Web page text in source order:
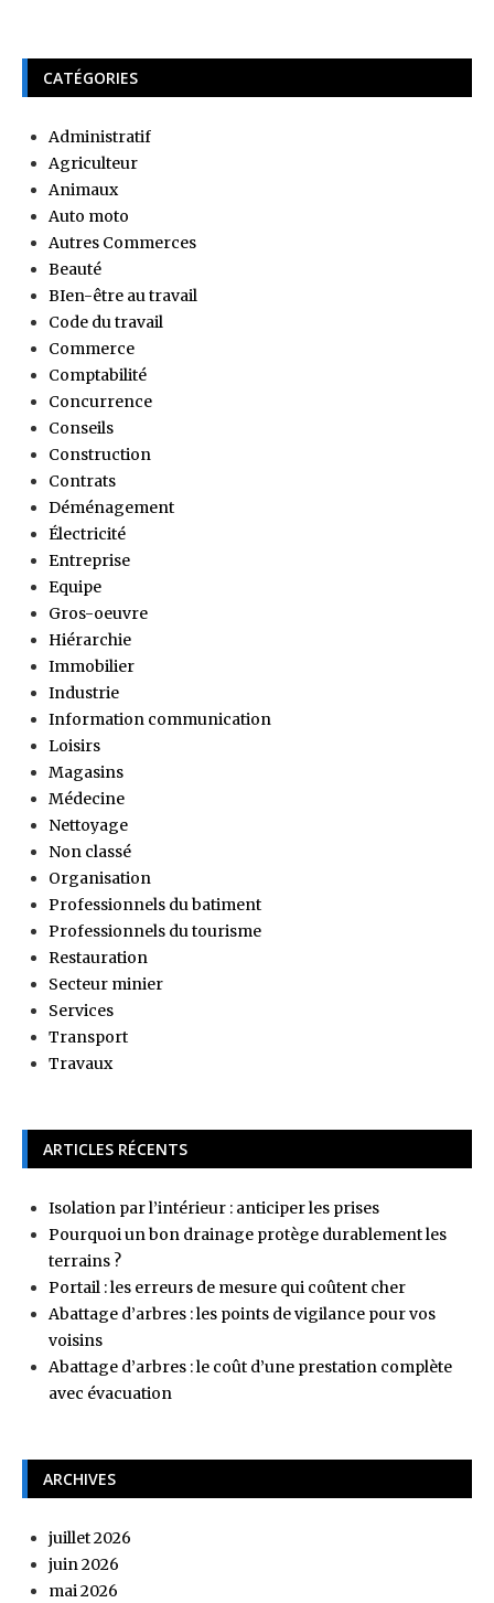
CATÉGORIES
Administratif
Agriculteur
Animaux
Auto moto
Autres Commerces
Beauté
BIen-être au travail
Code du travail
Commerce
Comptabilité
Concurrence
Conseils
Construction
Contrats
Déménagement
Électricité
Entreprise
Equipe
Gros-oeuvre
Hiérarchie
Immobilier
Industrie
Information communication
Loisirs
Magasins
Médecine
Nettoyage
Non classé
Organisation
Professionnels du batiment
Professionnels du tourisme
Restauration
Secteur minier
Services
Transport
Travaux
ARTICLES RÉCENTS
Isolation par l’intérieur : anticiper les prises
Pourquoi un bon drainage protège durablement les
terrains ?
Portail : les erreurs de mesure qui coûtent cher
Abattage d’arbres : les points de vigilance pour vos
voisins
Abattage d’arbres : le coût d’une prestation complète
avec évacuation
ARCHIVES
juillet 2026
juin 2026
mai 2026